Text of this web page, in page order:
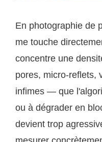
En photographie de
me touche
concentre une
pores, micro-reflets,
infimes — que
ou à dégrader en
devient trop